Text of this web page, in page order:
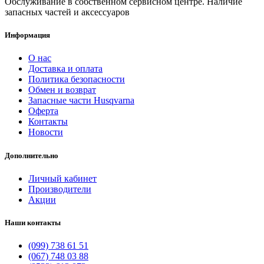
запасных частей и аксессуаров
Информация
О нас
Доставка и оплата
Политика безопасности
Обмен и возврат
Запасные части Husqvarna
Оферта
Контакты
Новости
Дополнительно
Личный кабинет
Производители
Акции
Наши контакты
(099) 738 61 51
(067) 748 03 88